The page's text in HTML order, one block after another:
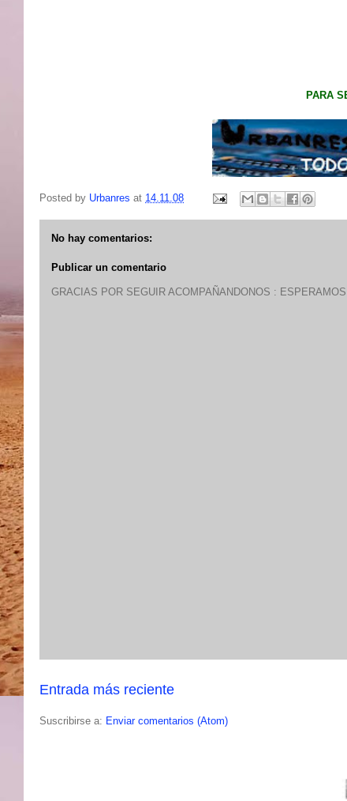
PARA
Posted by Urbanres at 14.11.08
No hay comentarios:
Publicar un comentario
GRACIAS POR SEGUIR ACOMPAÑANDONOS :
Entrada más reciente
Suscribirse a: Enviar comentarios (Atom)